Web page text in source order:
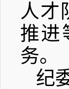
人才
推进
务。
纪